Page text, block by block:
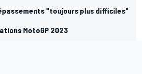
"toujours plus difficiles"
MotoGP 2023